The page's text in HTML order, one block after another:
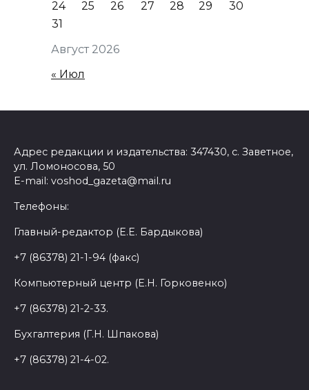
Август 2026
24
25 26 27 28 29
30
31
« Июл
Адрес редакции и издательства: 347430, с. Заветное,
ул. Ломоносова, 50
E-mail: voshod_gazeta@mail.ru
Телефоны:
Главный-редактор (Е.Е. Бардыкова)
+7 (86378) 21-1-94 (факс)
Компьютерный центр (Е.Н. Горковенко)
+7 (86378) 21-2-33.
Бухгалтерия (Г.Н. Шпакова)
+7 (86378) 21-4-02.